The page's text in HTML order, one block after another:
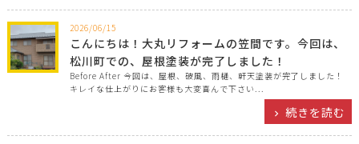
2026/06/15
こんにちは！大丸リフォームの笠間です。今回は、
松川町での、屋根塗装が完了しました！
Before After 今回は、屋根、破風、雨樋、軒天塗装が完了しました！
キレイな仕上がりにお客様も大変喜んで下さい...
続きを読む